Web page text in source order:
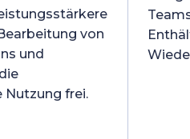
von
und
Nutzung frei.